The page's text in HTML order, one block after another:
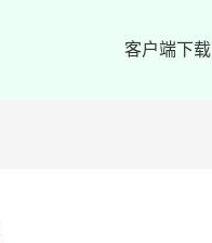
客户端下载